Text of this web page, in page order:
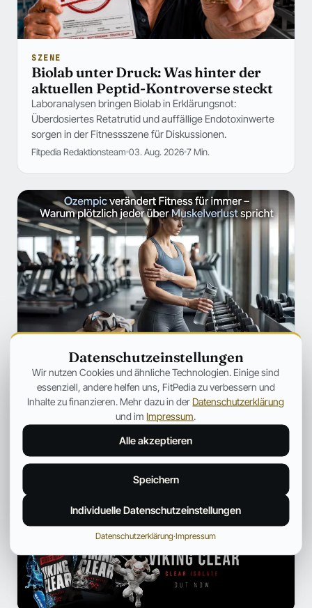
SZENE
Biolab unter Druck: Was hinter der
aktuellen Peptid-Kontroverse steckt
Laboranalysen bringen Biolab in Erklärungsnot:
Überdosiertes Retatrutid und auffällige Endotoxinwerte
sorgen in der Fitnessszene für Diskussionen.
Fitpedia Redaktionsteam 03. Aug. 2026 7 Min.
Ozempic verändert Fitness für immer
– Warum plötzlich jeder über
Muskelverlust spricht
Warum GLP-1-Medikamente immer häufiger unter dem
Aspekt des Muskelabbaus besprochen werden.
Jonas Bauer 19. Juli 2026 12 Min.
Datenschutzeinstellungen
Wir nutzen Cookies und ähnliche Technologien. Einige sind
essenziell, andere helfen uns, FitPedia zu verbessern und
Inhalte zu finanzieren. Mehr dazu in der Datenschutzerklärung
und im Impressum
Alle akzeptieren
Speichern
Individuelle Datenschutzeinstellungen
Datenschutzerklärung·Impressum